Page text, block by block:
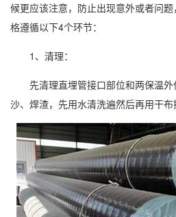
候更应该注意，防止出现意外或者问
格遵循以下4个环节：
1、清理：
先清理直埋管接口部位和两保温外
沙、焊渣，先用水清洗遍然后再用干布